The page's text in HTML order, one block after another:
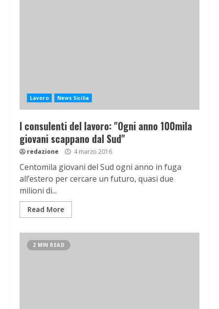
Lavoro News Sicilia
I consulenti del lavoro: "Ogni anno 100mila
giovani scappano dal Sud"
redazione 4 marzo 2016
Centomila giovani del Sud ogni anno in fuga
all’estero per cercare un futuro, quasi due
milioni di...
Read More
2 MIN READ